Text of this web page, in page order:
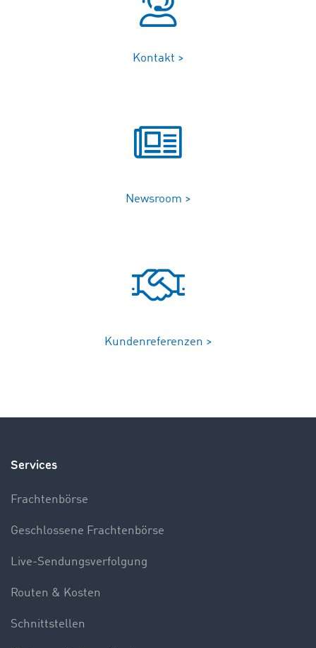
Kontakt >
Newsroom >
Kundenreferenzen >
Services
Frachtenbörse
Geschlossene Frachtenbörse
Live-Sendungsverfolgung
Routen & Kosten
Schnittstellen